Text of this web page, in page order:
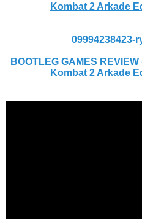
Kombat 2 Arkade
09994238423-
BOOTLEG GAMES
Kombat 2 Arkade